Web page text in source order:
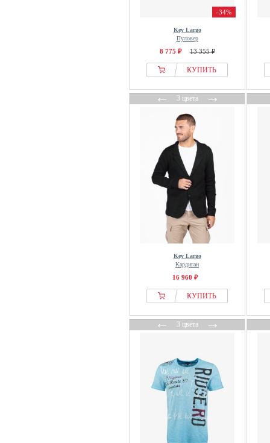
-34%
Key Largo
Пуловер
8 775 ₽ 13 355 ₽
КУПИТЬ
←3 цвета→
Key Largo
Кардиган
16 960 ₽
КУПИТЬ
←3 цвета→